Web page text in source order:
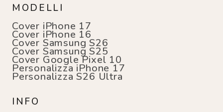
MODELLI
Cover iPhone 17
Cover iPhone 16
Cover Samsung S26
Cover Samsung S25
Cover Google Pixel 10
Personalizza iPhone 17
Personalizza S26 Ultra
INFO